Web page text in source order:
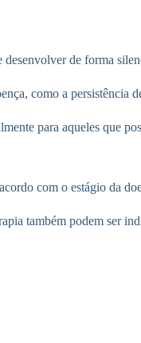
de forma
como a
para aqueles que
com o estágio da
também podem ser